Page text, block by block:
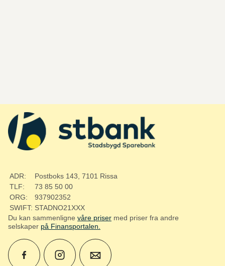
ADR:
Postboks 143, 7101 Rissa
TLF:
73 85 50 00
ORG:
937902352
SWIFT: STADNO21XXX
Du kan sammenligne våre priser med priser fra andre
selskaper på Finansportalen